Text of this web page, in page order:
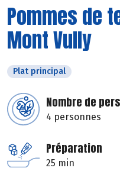
Pommes de
Mont Vully
Plat principal
Nombre de
4 personnes
Préparation
25 min